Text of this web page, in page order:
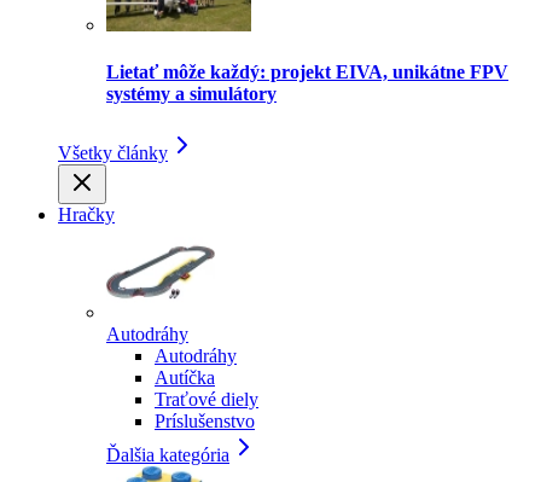
Lietať môže každý: projekt EIVA, unikátne FPV
systémy a simulátory
Všetky články
Hračky
Autodráhy
Autodráhy
Autíčka
Traťové diely
Príslušenstvo
Ďalšia kategória